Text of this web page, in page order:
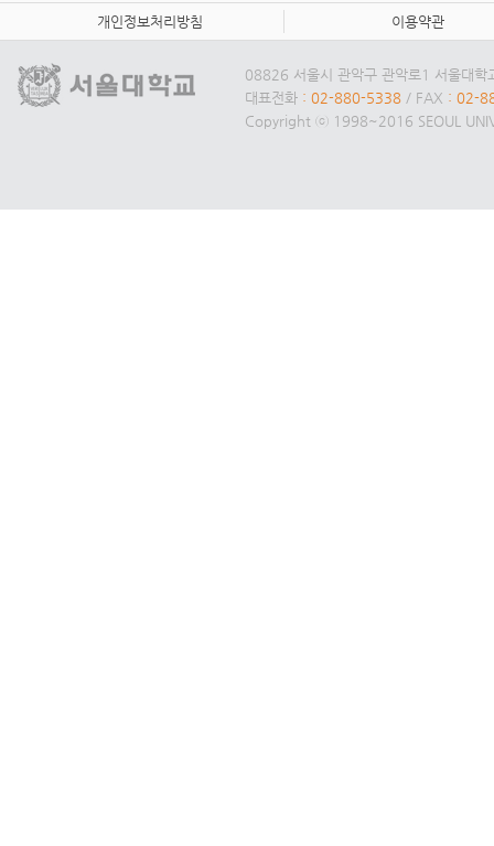
개인정보처리방침 이용약관
08826 서울시 관악구 관악로1 서울대학
대표전화 : 02-880-5338/ FAX : 02-
Copyright ⓒ 1998~2016 SEOUL